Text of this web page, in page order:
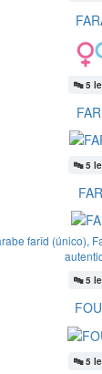
🔤5
🔤5
farîd (único),
🔤5
🔤5